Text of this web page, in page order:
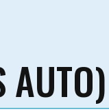
AUTO)